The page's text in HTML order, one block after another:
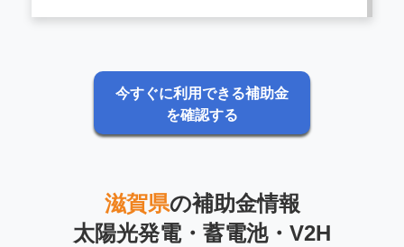
今すぐに利用できる補助金
を確認する
滋賀県の補助金情報
太陽光発電・蓄電池・V2H